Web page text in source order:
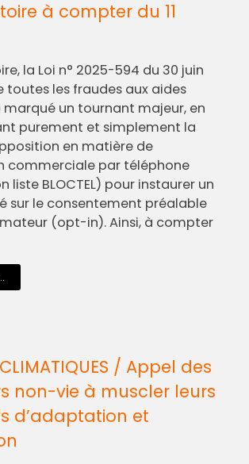
à compter du 11
la Loi n° 2025-594 du 30 juin
toutes les fraudes aux aides
marqué un tournant majeur, en
purement et simplement la
en matière de
commerciale par téléphone
liste BLOCTEL) pour instaurer un
sur le consentement préalable
(opt-in). Ainsi, à compter
CLIMATIQUES / Appel des
non-vie à muscler leurs
d’adaptation et